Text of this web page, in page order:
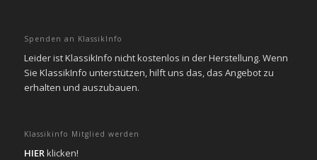
Spenden an KlassikInfo
Leider ist KlassikInfo nicht kostenlos in der Herstellung. Wenn
Sie KlassikInfo unterstützen, hilft uns das, das Angebot zu
erhalten und auszubauen.
Klassikinfo Mitglied werden
HIERklicken!